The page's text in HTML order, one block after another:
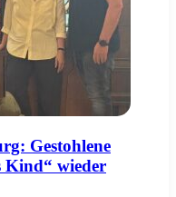
Gestohlene
Kind“ wieder